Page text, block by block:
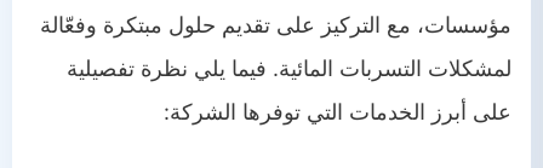
مؤسسات، مع التركيز على تقديم حلول مبتكرة وفعّالة
لمشكلات التسربات المائية. فيما يلي نظرة تفصيلية
على أبرز الخدمات التي توفرها الشركة: